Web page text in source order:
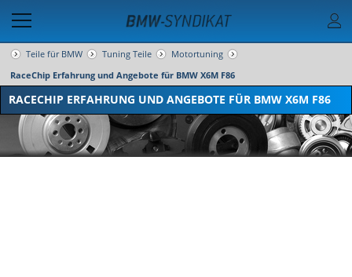
Teile für BMW Tuning Teile
Motortuning
RaceChip Erfahrung und Angebote für BMW X6M F86
RACECHIP ERFAHRUNG UND ANGEBOTE FÜR BMW X6M F86